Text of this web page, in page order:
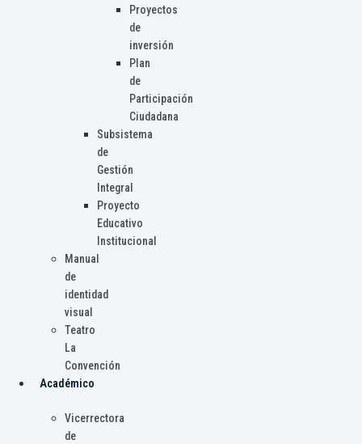
Proyectos
de
inversión
Plan
de
Participación
Ciudadana
Subsistema
de
Gestión
Integral
Proyecto
Educativo
Institucional
Manual
de
identidad
visual
Teatro
La
Convención
Académico
Vicerrectora
de